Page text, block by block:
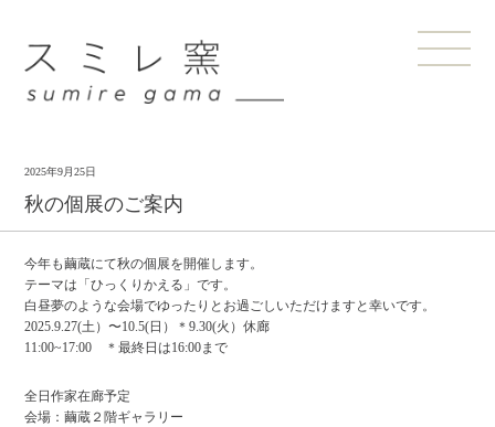
2025年9月25日
秋の個展のご案内
今年も繭蔵にて秋の個展を開催します。
テーマは「ひっくりかえる」です。
白昼夢のような会場でゆったりとお過ごしいただけますと幸いです。
2025.9.27(土）〜10.5(日）＊9.30(火）休廊
11:00~17:00 ＊最終日は16:00まで
全日作家在廊予定
会場：繭蔵２階ギャラリー